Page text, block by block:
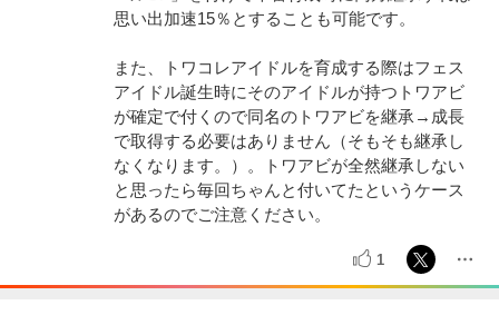
思い出加速15％とすることも可能です。
また、トワコレアイドルを育成する際はフェス
アイドル誕生時にそのアイドルが持つトワアビ
が確定で付くので同名のトワアビを継承→成長
で取得する必要はありません（そもそも継承し
なくなります。）。トワアビが全然継承しない
と思ったら毎回ちゃんと付いてたというケース
があるのでご注意ください。
1